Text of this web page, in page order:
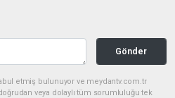
Gönder
etmiş bulunuyor ve meydantv.com.tr
veya dolaylı tüm sorumluluğu tek